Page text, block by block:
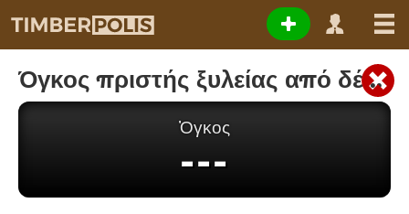
Όγκος πριστής ξυλείας από δέμα
Ὀγκος
---